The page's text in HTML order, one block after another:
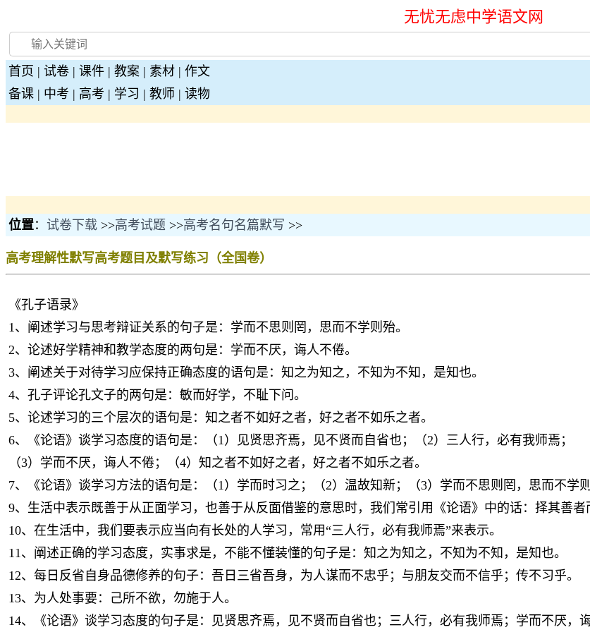
无忧无虑中学语文网
首页 | 试卷 | 课件 | 教案 | 素材 | 作文
备课 | 中考 | 高考 | 学习 | 教师 | 读物
位置： 试卷下载 >>高考试题 >>高考名句名篇默写 >>
高考理解性默写高考题目及默写练习（全国卷）
《孔子语录》
1、阐述学习与思考辩证关系的句子是：学而不思则罔，思而不学则殆。
2、论述好学精神和教学态度的两句是：学而不厌，诲人不倦。
3、阐述关于对待学习应保持正确态度的语句是：知之为知之，不知为不知，是知也。
4、孔子评论孔文子的两句是：敏而好学，不耻下问。
5、论述学习的三个层次的语句是：知之者不如好之者，好之者不如乐之者。
6、《论语》谈学习态度的语句是：（1）见贤思齐焉，见不贤而自省也；（2）三人行，必有我师焉；
（3）学而不厌，诲人不倦；（4）知之者不如好之者，好之者不如乐之者。
7、《论语》谈学习方法的语句是：（1）学而时习之；（2）温故知新；（3）学而不思则罔，思而不学
9、生活中表示既善于从正面学习，也善于从反面借鉴的意思时，我们常引用《论语》中的话：择其善者
10、在生活中，我们要表示应当向有长处的人学习，常用“三人行，必有我师焉”来表示。
11、阐述正确的学习态度，实事求是，不能不懂装懂的句子是：知之为知之，不知为不知，是知也。
12、每日反省自身品德修养的句子：吾日三省吾身，为人谋而不忠乎；与朋友交而不信乎；传不习乎。
13、为人处事要：己所不欲，勿施于人。
14、《论语》谈学习态度的句子是：见贤思齐焉，见不贤而自省也；三人行，必有我师焉；学而不厌，